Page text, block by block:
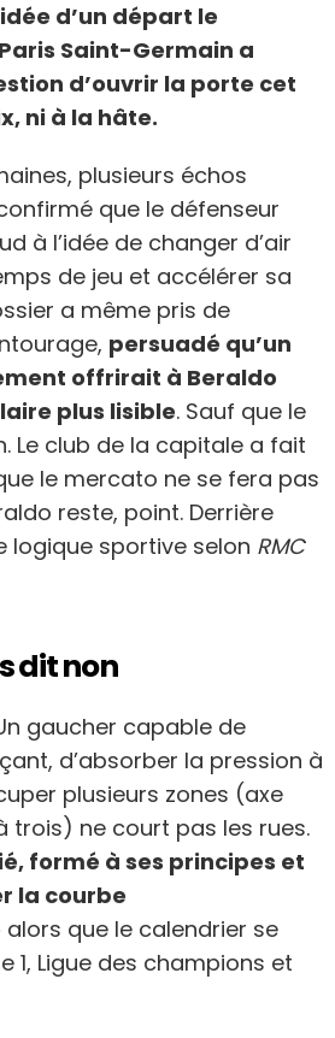
d’un départ le
Saint-Germain a
d’ouvrir la porte cet
ni à la hâte.
plusieurs échos
que le défenseur
à l’idée de changer d’air
de jeu et accélérer sa
a même pris de
persuadé qu’un
offrirait à Beraldo
plus lisible. Sauf que le
Le club de la capitale a fait
le mercato ne se fera pas
reste, point. Derrière
logique sportive selon RMC
dit non
gaucher capable de
d’absorber la pression à
plusieurs zones (axe
trois) ne court pas les rues.
formé à ses principes et
la courbe
alors que le calendrier se
1, Ligue des champions et